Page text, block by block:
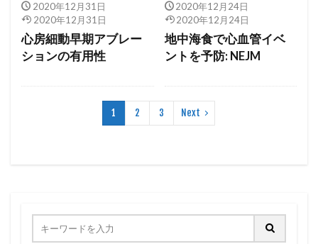
2020年12月31日
2020年12月31日
心房細動早期アブレー
ションの有用性
2020年12月24日
2020年12月24日
地中海食で心血管イベ
ントを予防: NEJM
1 2 3 Next